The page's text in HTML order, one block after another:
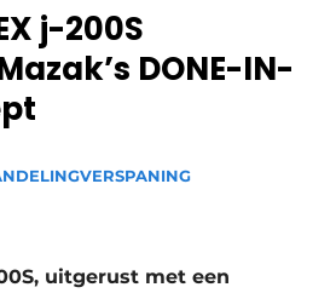
statement
j-200S
DONE-IN-
VERSPANING
uitgerust met een